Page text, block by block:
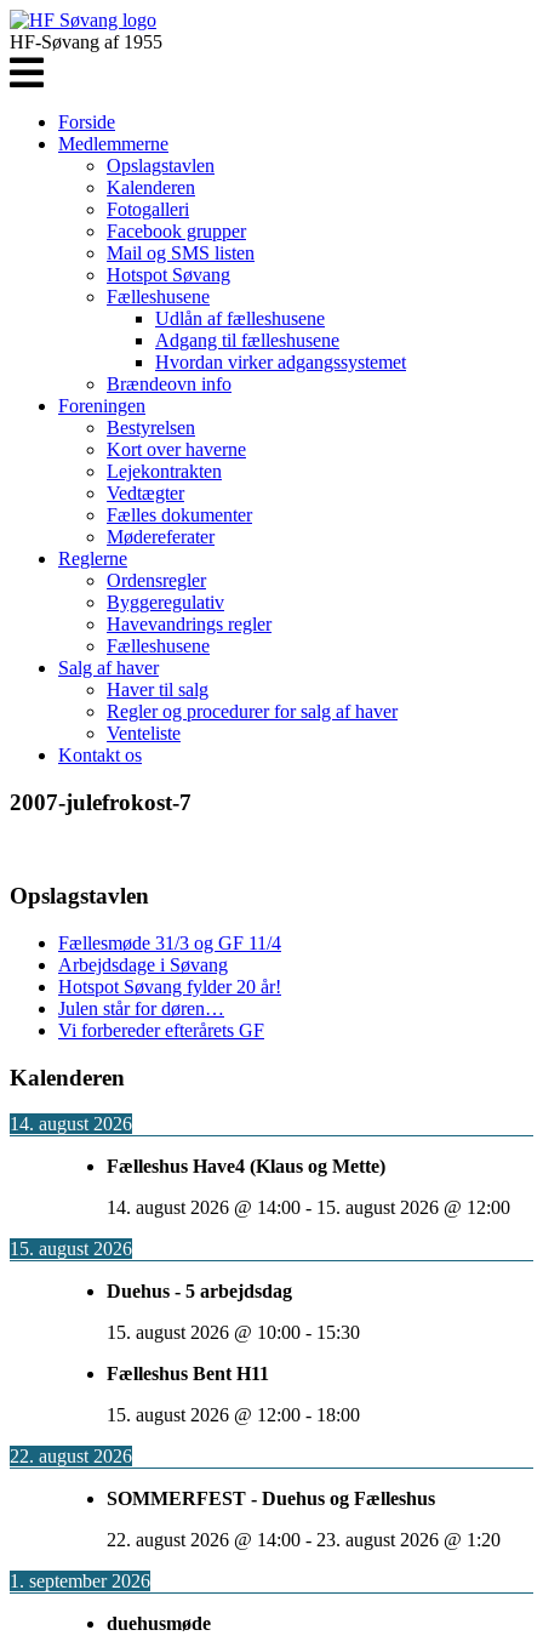
HF-Søvang af 1955
Forside
Medlemmerne
Opslagstavlen
Kalenderen
Fotogalleri
Facebook grupper
Mail og SMS listen
Hotspot Søvang
Fælleshusene
Udlån af fælleshusene
Adgang til fælleshusene
Hvordan virker adgangssystemet
Brændeovn info
Foreningen
Bestyrelsen
Kort over haverne
Lejekontrakten
Vedtægter
Fælles dokumenter
Mødereferater
Reglerne
Ordensregler
Byggeregulativ
Havevandrings regler
Fælleshusene
Salg af haver
Haver til salg
Regler og procedurer for salg af haver
Venteliste
Kontakt os
2007-julefrokost-7
Opslagstavlen
Fællesmøde 31/3 og GF 11/4
Arbejdsdage i Søvang
Hotspot Søvang fylder 20 år!
Julen står for døren…
Vi forbereder efterårets GF
Kalenderen
14. august 2026
Fælleshus Have4 (Klaus og Mette)
14. august 2026 @ 14:00 - 15. august 2026 @ 12:00
15. august 2026
Duehus - 5 arbejdsdag
15. august 2026 @ 10:00 - 15:30
Fælleshus Bent H11
15. august 2026 @ 12:00 - 18:00
22. august 2026
SOMMERFEST - Duehus og Fælleshus
22. august 2026 @ 14:00 - 23. august 2026 @ 1:20
1. september 2026
duehusmøde